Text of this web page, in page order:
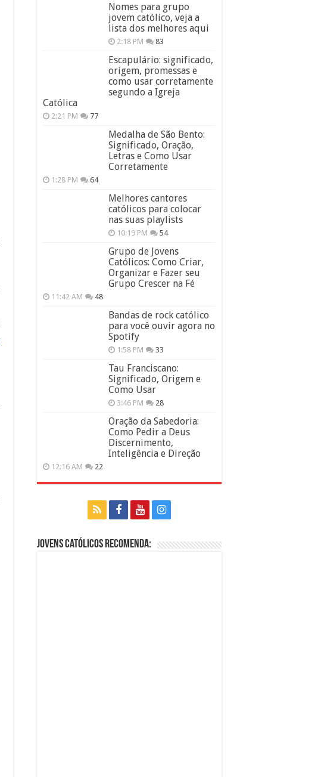
Nomes para grupo
jovem católico, veja a
lista dos melhores aqui
2:18 PM 83
Escapulário: significado,
origem, promessas e
como usar corretamente
segundo a Igreja
Católica
2:21 PM 77
Medalha de São Bento:
Significado, Oração,
Letras e Como Usar
Corretamente
1:28 PM 64
Melhores cantores
católicos para colocar
nas suas playlists
10:19 PM 54
Grupo de Jovens
Católicos: Como Criar,
Organizar e Fazer seu
Grupo Crescer na Fé
11:42 AM 48
Bandas de rock católico
para você ouvir agora no
Spotify
1:58 PM 33
Tau Franciscano:
Significado, Origem e
Como Usar
3:46 PM 28
Oração da Sabedoria:
Como Pedir a Deus
Discernimento,
Inteligência e Direção
12:16 AM 22
Jovens Católicos Recomenda: